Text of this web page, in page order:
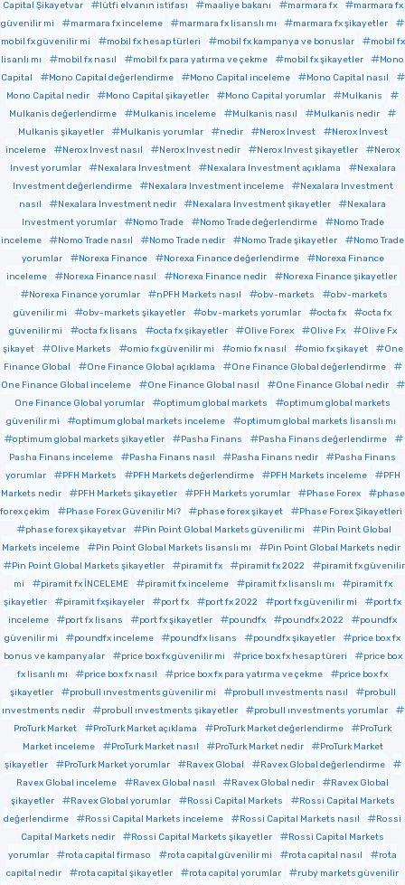
Capital Şikayetvar
lütfi elvanın istifası maaliye bakanı marmara fx
marmara fx
güvenilir mi
marmara fx inceleme marmara fx lisanslı mı
marmara fx şikayetler
mobil fx güvenilir mi
mobil fx hesap türleri mobil fx kampanya ve bonuslar
mobil fx
lisanlı mı
mobil fx nasıl mobil fx para yatırma ve çekme mobil fx şikayetler
Mono
Capital
Mono Capital değerlendirme Mono Capital inceleme
Mono Capital nasıl
Mono Capital nedir
Mono Capital şikayetler Mono Capital yorumlar
Mulkanis
Mulkanis değerlendirme
Mulkanis inceleme Mulkanis nasıl
Mulkanis nedir
Mulkanis şikayetler
Mulkanis yorumlar nedir Nerox Invest
Nerox Invest
inceleme
Nerox Invest nasıl Nerox Invest nedir Nerox Invest şikayetler
Nerox
Invest yorumlar
Nexalara Investment Nexalara Investment açıklama
Nexalara
Investment değerlendirme
Nexalara Investment inceleme
Nexalara Investment
nasıl
Nexalara Investment nedir Nexalara Investment şikayetler
Nexalara
Investment yorumlar
Nomo Trade Nomo Trade değerlendirme
Nomo Trade
inceleme
Nomo Trade nasıl Nomo Trade nedir Nomo Trade şikayetler
Nomo Trade
yorumlar
Norexa Finance Norexa Finance değerlendirme
Norexa Finance
inceleme
Norexa Finance nasıl Norexa Finance nedir
Norexa Finance şikayetler
Norexa Finance yorumlar
nPFH Markets nasıl obv-markets
obv-markets
güvenilir mi
obv-markets şikayetler obv-markets yorumlar octa fx
octa fx
güvenilir mi
octa fx lisans octa fx şikayetler Olive Forex Olive Fx
Olive Fx
şikayet
Olive Markets omio fx güvenilir mi omio fx nasıl omio fx şikayet
One
Finance Global
One Finance Global açıklama
One Finance Global değerlendirme
One Finance Global inceleme
One Finance Global nasıl
One Finance Global nedir
One Finance Global yorumlar
optimum global markets
optimum global markets
güvenilir mi
optimum global markets inceleme
optimum global markets lisanslı mı
optimum global markets şikayetler
Pasha Finans
Pasha Finans değerlendirme
Pasha Finans inceleme
Pasha Finans nasıl Pasha Finans nedir
Pasha Finans
yorumlar
PFH Markets PFH Markets değerlendirme PFH Markets inceleme
PFH
Markets nedir
PFH Markets şikayetler PFH Markets yorumlar Phase Forex
phase
forex çekim
Phase Forex Güvenilir Mi? phase forex şikayet
Phase Forex Şikayetleri
phase forex şikayetvar
Pin Point Global Markets güvenilir mi
Pin Point Global
Markets inceleme
Pin Point Global Markets lisanslı mı
Pin Point Global Markets nedir
Pin Point Global Markets şikayetler
piramit fx piramit fx 2022
piramit fx güvenilir
mi
piramit fx İNCELEME piramit fx inceleme piramit fx lisanslı mı
piramit fx
şikayetler
piramit fxşikayeler port fx port fx 2022 port fx güvenilir mi
port fx
inceleme
port fx lisans port fx şikayetler poundfx poundfx 2022
poundfx
güvenilir mi
poundfx inceleme poundfx lisans poundfx şikayetler
price box fx
bonus ve kampanyalar
price box fx güvenilir mi price box fx hesap türeri
price box
fx lisanlı mı
price box fx nasıl price box fx para yatırma ve çekme
price box fx
şikayetler
probull ınvestments güvenilir mi probull ınvestments nasıl
probull
ınvestments nedir
probull ınvestments şikayetler
probull ınvestments yorumlar
ProTurk Market
ProTurk Market açıklama ProTurk Market değerlendirme
ProTurk
Market inceleme
ProTurk Market nasıl ProTurk Market nedir
ProTurk Market
şikayetler
ProTurk Market yorumlar Ravex Global
Ravex Global değerlendirme
Ravex Global inceleme
Ravex Global nasıl Ravex Global nedir
Ravex Global
şikayetler
Ravex Global yorumlar Rossi Capital Markets
Rossi Capital Markets
değerlendirme
Rossi Capital Markets inceleme Rossi Capital Markets nasıl
Rossi
Capital Markets nedir
Rossi Capital Markets şikayetler
Rossi Capital Markets
yorumlar
rota capital firmaso rota capital güvenilir mi rota capital nasıl
rota
capital nedir
rota capital şikayetler rota capital yorumlar
ruby markets güvenilir